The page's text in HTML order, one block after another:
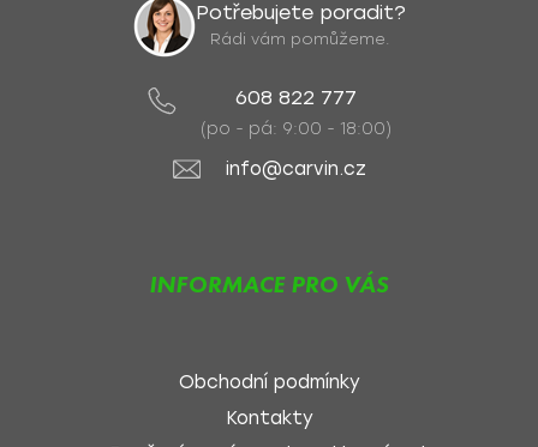
Potřebujete poradit?
Rádi vám pomůžeme.
608 822 777
(po - pá: 9:00 - 18:00)
info@carvin.cz
INFORMACE PRO VÁS
Obchodní podmínky
Kontakty